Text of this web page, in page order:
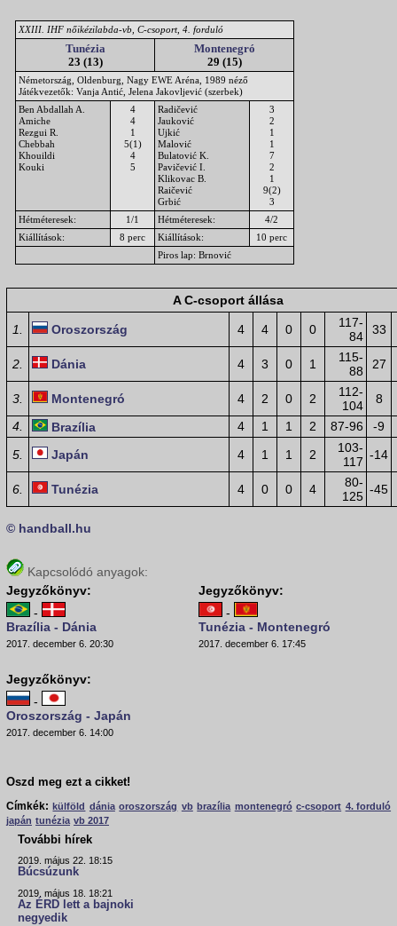
XXIII. IHF nőikézilabda-vb, C-csoport, 4. forduló
Tunézia
23 (13)
Montenegró
29 (15)
Németország, Oldenburg, Nagy EWE Aréna, 1989 néző
Játékvezetők: Vanja Antić, Jelena Jakovljević (szerbek)
Ben Abdallah A.
Amiche
Rezgui R.
Chebbah
Khouildi
Kouki
4
4
1
5(1)
4
5
Radičević
Jauković
Ujkić
Malović
Bulatović K.
Pavičević I.
Klikovac B.
Raičević
Grbić
3
2
1
1
7
2
1
9(2)
3
Hétméteresek:
1/1 Hétméteresek:
4/2
Kiállítások:
8 perc Kiállítások:
10 perc
Piros lap: Brnović
A C-csoport állása
1. Oroszország 4 4 0 0
117-
84
33
2. Dánia 4 3 0 1
115-
88
27
3. Montenegró 4 2 0 2
112-
104
8
4.
Brazília 4 1 1 2 87-96
-9
5.
Japán 4 1 1 2
103-
117 -14
6. Tunézia 4 0 0 4
80-
125 -45
© handball.hu
Kapcsolódó anyagok:
Jegyzőkönyv:
-
Brazília - Dánia
2017. december 6. 20:30
Jegyzőkönyv:
-
Tunézia - Montenegró
2017. december 6. 17:45
Jegyzőkönyv:
-
Oroszország - Japán
2017. december 6. 14:00
Oszd meg ezt a cikket!
Címkék: külföld dánia oroszország vb brazília montenegró c-csoport 4. forduló
japán tunézia vb 2017
További hírek
2019. május 22. 18:15
Búcsúzunk
2019. május 18. 18:21
Az ÉRD lett a bajnoki
negyedik